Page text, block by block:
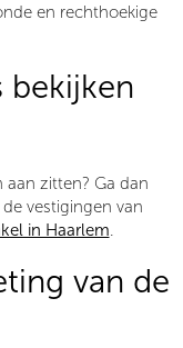
en rechthoekige
bekijken
aan zitten? Ga dan
vestigingen van
in Haarlem.
van de